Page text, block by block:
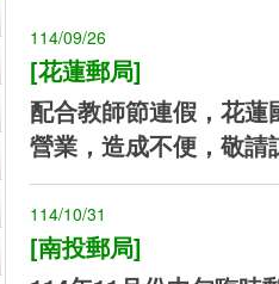
114/09/26
[花蓮郵局]
配合教師節連假，花
營業，造成不便，敬請
114/10/31
[南投郵局]